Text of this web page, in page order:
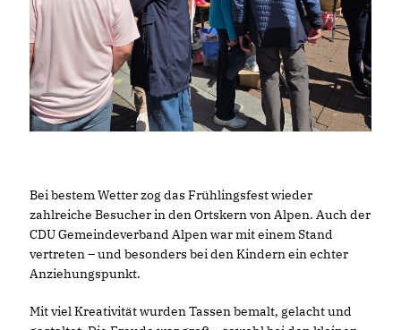
Bei bestem Wetter zog das Frühlingsfest wieder
zahlreiche Besucher in den Ortskern von Alpen. Auch der
CDU Gemeindeverband Alpen war mit einem Stand
vertreten – und besonders bei den Kindern ein echter
Anziehungspunkt.
Mit viel Kreativität wurden Tassen bemalt, gelacht und